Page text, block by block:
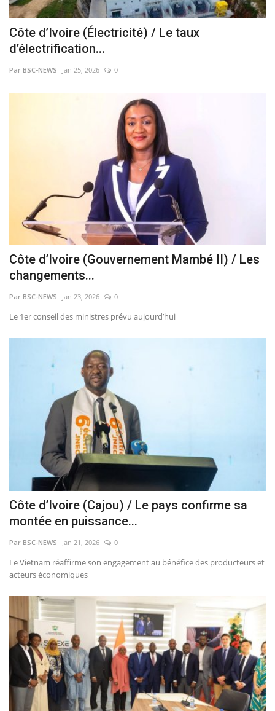
Côte d’Ivoire (Électricité) / Le taux
d’électrification...
Par BSC-NEWS Jan 25, 2026 0
Côte d’Ivoire (Gouvernement Mambé II) / Les
changements...
Par BSC-NEWS Jan 23, 2026 0
Le 1er conseil des ministres prévu aujourd’hui
Côte d’Ivoire (Cajou) / Le pays confirme sa
montée en puissance...
Par BSC-NEWS Jan 21, 2026 0
Le Vietnam réaffirme son engagement au bénéfice des producteurs et
acteurs économiques